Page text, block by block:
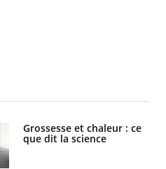
Grossesse et chaleur : ce
que dit la science